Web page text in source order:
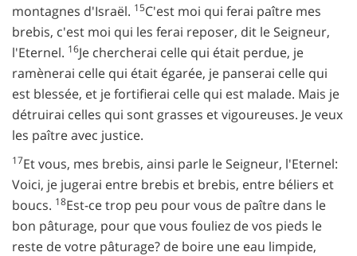
montagnes d'Israël. 15C'est moi qui ferai paître mes
brebis, c'est moi qui les ferai reposer, dit le Seigneur,
l'Eternel. 16Je chercherai celle qui était perdue, je
ramènerai celle qui était égarée, je panserai celle qui
est blessée, et je fortifierai celle qui est malade. Mais je
détruirai celles qui sont grasses et vigoureuses. Je veux
les paître avec justice.
17Et vous, mes brebis, ainsi parle le Seigneur, l'Eternel:
Voici, je jugerai entre brebis et brebis, entre béliers et
boucs. 18Est-ce trop peu pour vous de paître dans le
bon pâturage, pour que vous fouliez de vos pieds le
reste de votre pâturage? de boire une eau limpide,